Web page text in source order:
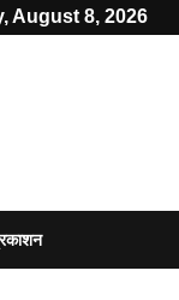
August 8, 2026